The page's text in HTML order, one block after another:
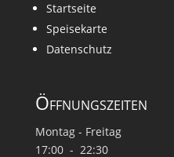
Startseite
Speisekarte
Datenschutz
Öffnungszeiten
Montag - Freitag
17:00 - 22:30